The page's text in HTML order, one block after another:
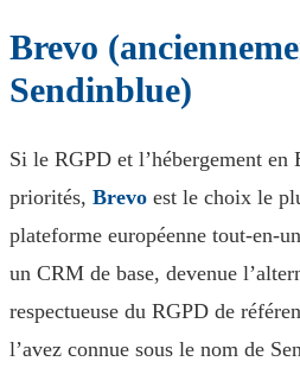
Brevo
Sendinblue)
Si le RGPD et l’hébergement en
priorités, Brevo est le choix le
plateforme européenne tout-en-
un CRM de base, devenue
respectueuse du RGPD de
l’avez connue sous le nom de